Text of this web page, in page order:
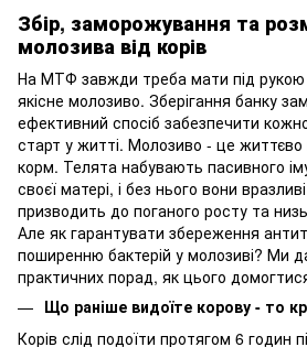
Збір, заморожування та
молозива від корів
На МТФ завжди треба мати під рукою
якісне молозиво. Зберігання банку
ефективний спосіб забезпечити
старт у житті. Молозиво - це
корм. Телята набувають пасивного
своєї матері, і без нього вони
призводить до поганого росту та
Але як гарантувати збереження
поширенню бактерій у молозиві? Ми
практичних порад, як цього
Що раніше видоїте корову - то
Корів слід подоїти протягом 6 годин